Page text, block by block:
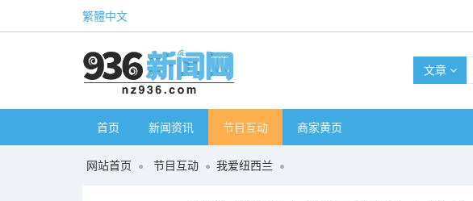
繁體中文
文章
首页 新闻资讯 节目互动 商家黄页
网站首页 节目互动 我爱纽西兰